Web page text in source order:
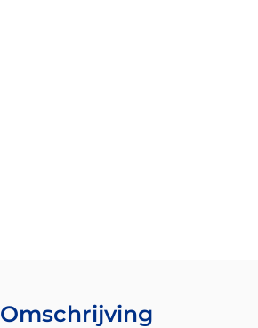
Omschrijving